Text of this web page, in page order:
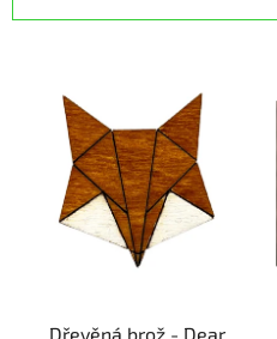
Dřevěná brož - Dear